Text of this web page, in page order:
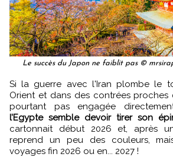
Le succès du Japon ne faiblit pas ©
Si la guerre avec l'Iran plombe le tourisme au Moyen-
Orient et dans des contrées proches
pourtant pas engagée
l’Egypte semble devoir tirer son
cartonnait début 2026 et, après
reprend un peu des couleurs,
voyages fin 2026 ou en... 2027 !